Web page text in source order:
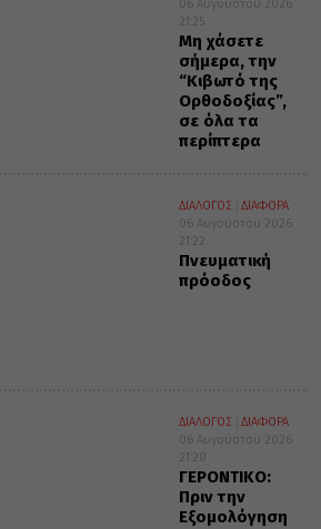
06 Αυγούστου 2026
21:25
Μη χάσετε
σήμερα, την
“Κιβωτό της
Ορθοδοξίας”,
σε όλα τα
περίπτερα
ΔΙΑΛΟΓΟΣ
ΔΙΑΦΟΡΑ
06 Αυγούστου 2026
21:22
Πνευματική
πρόοδος
ΔΙΑΛΟΓΟΣ
ΔΙΑΦΟΡΑ
06 Αυγούστου 2026
21:20
ΓΕΡΟΝΤΙΚΟ:
Πριν την
Εξομολόγηση